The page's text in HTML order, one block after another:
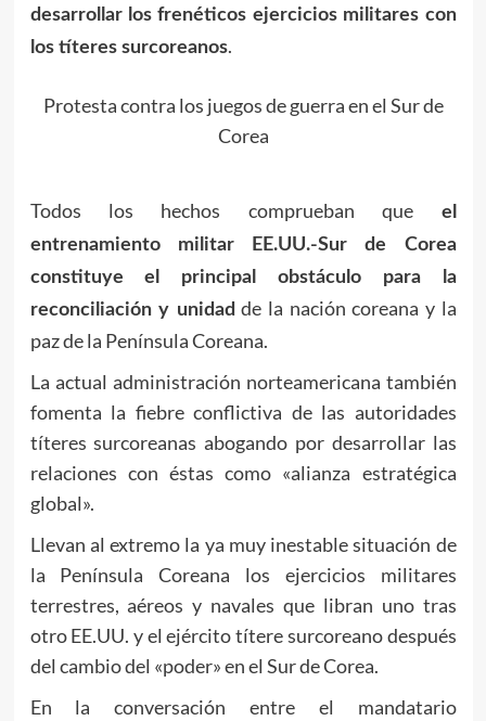
desarrollar los frenéticos ejercicios militares con
los títeres surcoreanos.
Protesta contra los juegos de guerra en el Sur de
Corea
Todos los hechos comprueban que
el
entrenamiento militar EE.UU.-Sur de Corea
constituye el principal obstáculo para la
reconciliación y unidad de la nación coreana y la
paz de la Península Coreana.
La actual administración norteamericana también
fomenta la fiebre conflictiva de las autoridades
títeres surcoreanas abogando por desarrollar las
relaciones con éstas como «alianza estratégica
global».
Llevan al extremo la ya muy inestable situación de
la Península Coreana los ejercicios militares
terrestres, aéreos y navales que libran uno tras
otro EE.UU. y el ejército títere surcoreano después
del cambio del «poder» en el Sur de Corea.
En la conversación entre el mandatario